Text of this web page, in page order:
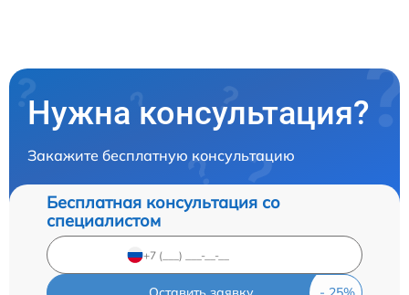
Нужна консультация?
Закажите бесплатную консультацию
Бесплатная консультация со
специалистом